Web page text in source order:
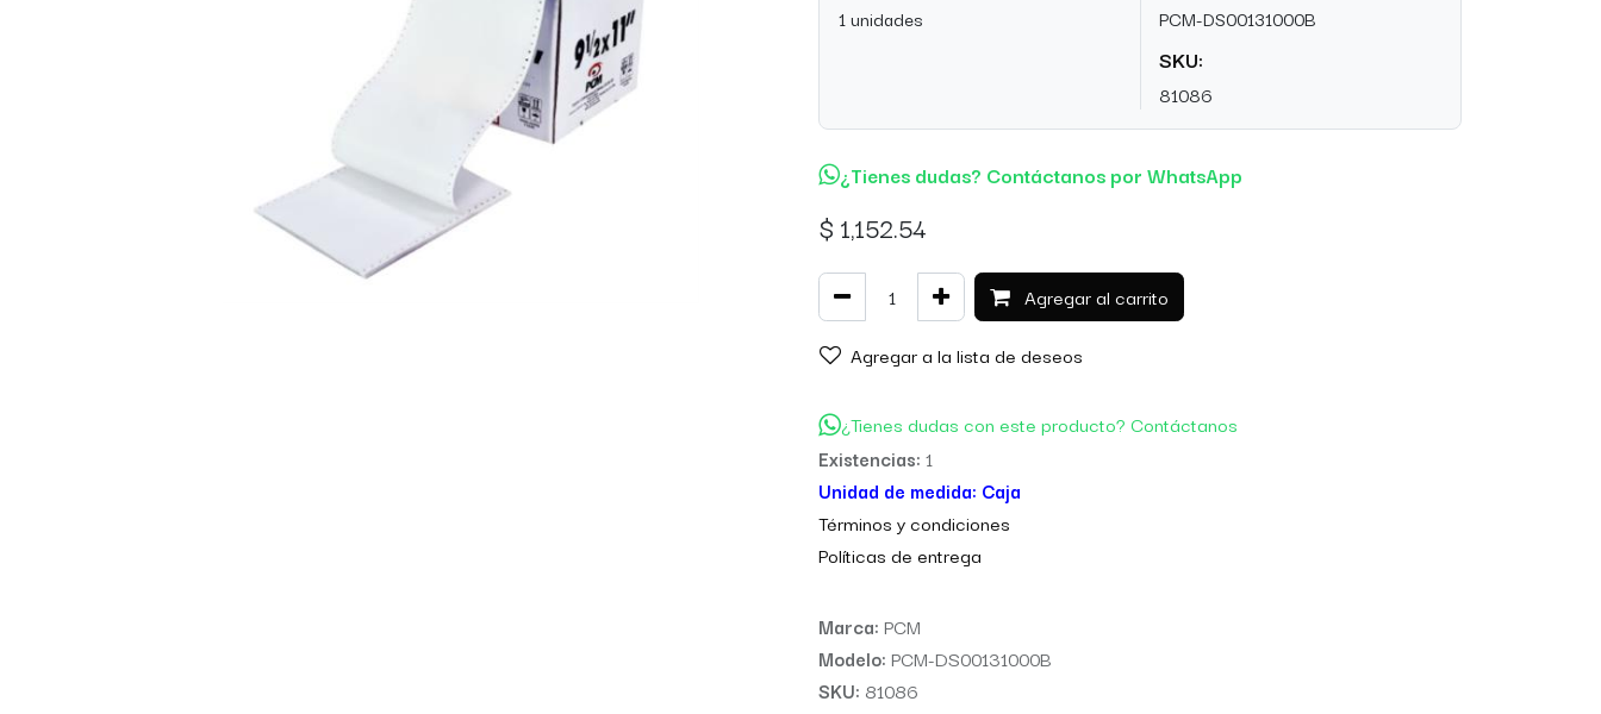
1 unidades PCM-DS00131000B
SKU:
81086
¿Tienes dudas? Contáctanos por WhatsApp
$ 1,152.54
Agregar al carrito
Agregar a la lista de deseos
¿Tienes dudas con este producto? Contáctanos
Existencias: 1
Unidad de medida: Caja
Términos y condiciones
Políticas de entrega
Marca: PCM
Modelo: PCM-DS00131000B
SKU: 81086